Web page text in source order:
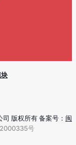
版权所有 备案号： 闽
号